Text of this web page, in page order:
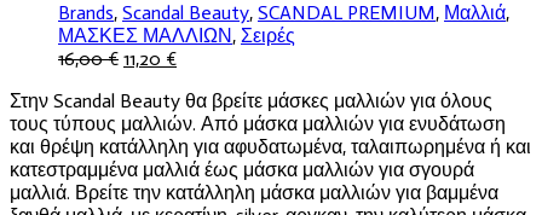
Brands, Scandal Beauty, SCANDAL PREMIUM, Μαλλιά,
ΜΑΣΚΕΣ ΜΑΛΛΙΩΝ , Σειρές
16,00€ Original
was:
16,00 €.
11,20 €Η
τιμή
είναι:
11,20 €.
Στην Scandal Beauty θα βρείτε μάσκες μαλλιών για όλους
τους τύπους μαλλιών. Από μάσκα μαλλιών για ενυδάτωση
και θρέψη κατάλληλη για αφυδατωμένα, ταλαιπωρημένα ή και
κατεστραμμένα μαλλιά έως μάσκα μαλλιών για σγουρά
μαλλιά. Βρείτε την κατάλληλη μάσκα μαλλιών για βαμμένα